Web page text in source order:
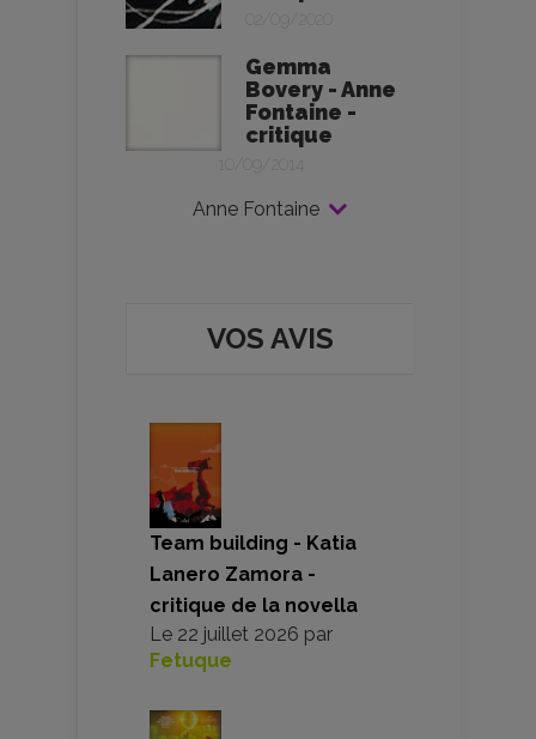
Gemma
Bovery - Anne
Fontaine -
critique
10/09/2014
Anne Fontaine
VOS AVIS
Team building - Katia
Lanero Zamora -
critique de la novella
Le 22 juillet 2026 par
Fetuque